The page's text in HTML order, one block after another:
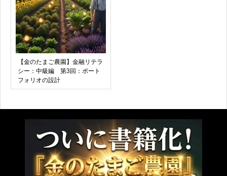
【金のたまご農園】金融リテラ
シー：中級編 第3回：ポート
フォリオの設計